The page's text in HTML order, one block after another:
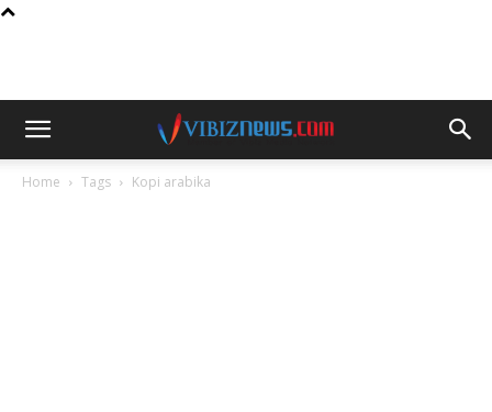
Home Tags Kopi arabika